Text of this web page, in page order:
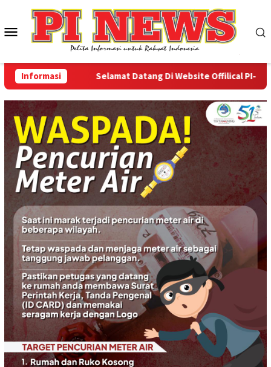
konten
Menu
Mobile
Informasi Selamat Datang Di Website Offilical PI-News